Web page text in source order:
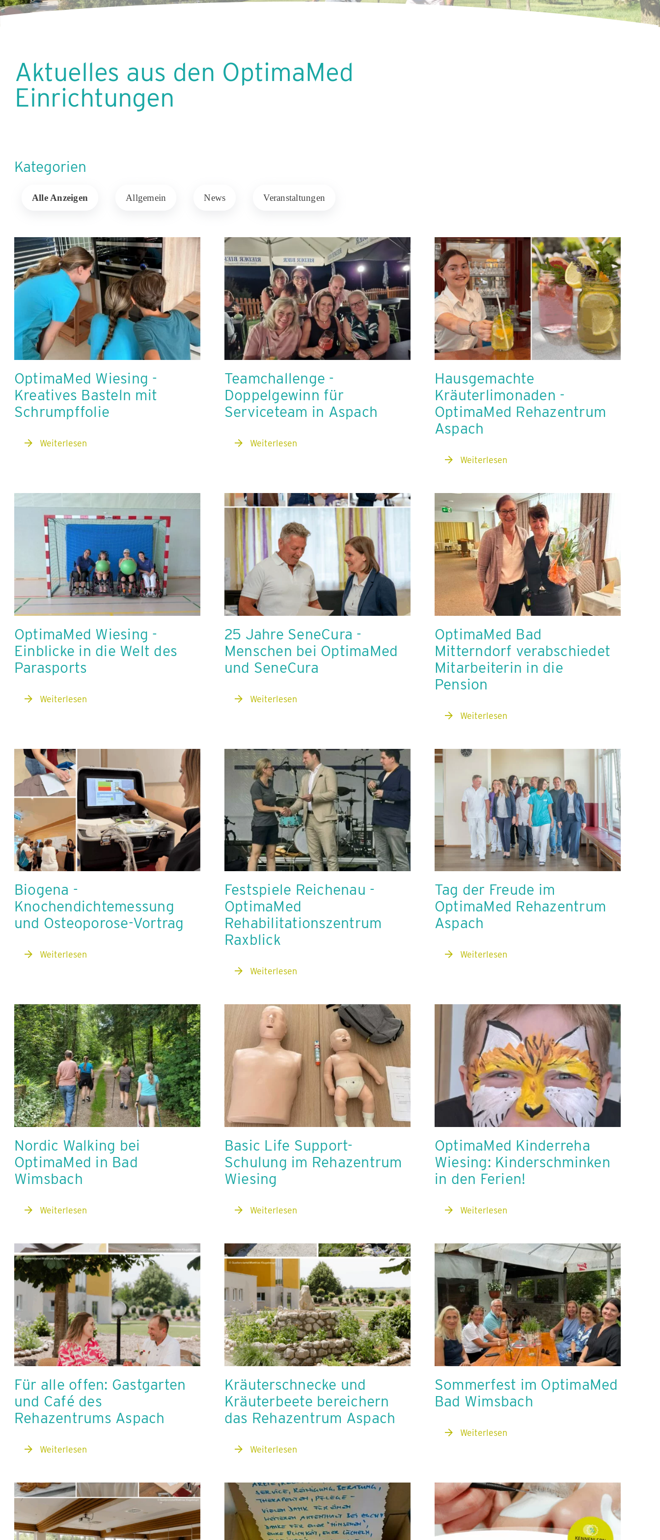
Aktuelles aus den OptimaMed
Einrichtungen
Kategorien
Alle Anzeigen Allgemein News Veranstaltungen
OptimaMed Wiesing -
Kreatives Basteln mit
Schrumpffolie
Weiterlesen
Teamchallenge -
Doppelgewinn für
Serviceteam in Aspach
Weiterlesen
Hausgemachte
Kräuterlimonaden -
OptimaMed Rehazentrum
Aspach
Weiterlesen
OptimaMed Wiesing -
Einblicke in die Welt des
Parasports
Weiterlesen
25 Jahre SeneCura -
Menschen bei OptimaMed
und SeneCura
Weiterlesen
OptimaMed Bad
Mitterndorf verabschiedet
Mitarbeiterin in die
Pension
Weiterlesen
Biogena -
Knochendichtemessung
und Osteoporose-Vortrag
Weiterlesen
Festspiele Reichenau -
OptimaMed
Rehabilitationszentrum
Raxblick
Weiterlesen
Tag der Freude im
OptimaMed Rehazentrum
Aspach
Weiterlesen
Nordic Walking bei
OptimaMed in Bad
Wimsbach
Weiterlesen
Basic Life Support-
Schulung im Rehazentrum
Wiesing
Weiterlesen
OptimaMed Kinderreha
Wiesing: Kinderschminken
in den Ferien!
Weiterlesen
Für alle offen: Gastgarten
und Café des
Rehazentrums Aspach
Weiterlesen
Kräuterschnecke und
Kräuterbeete bereichern
das Rehazentrum Aspach
Weiterlesen
Sommerfest im OptimaMed
Bad Wimsbach
Weiterlesen